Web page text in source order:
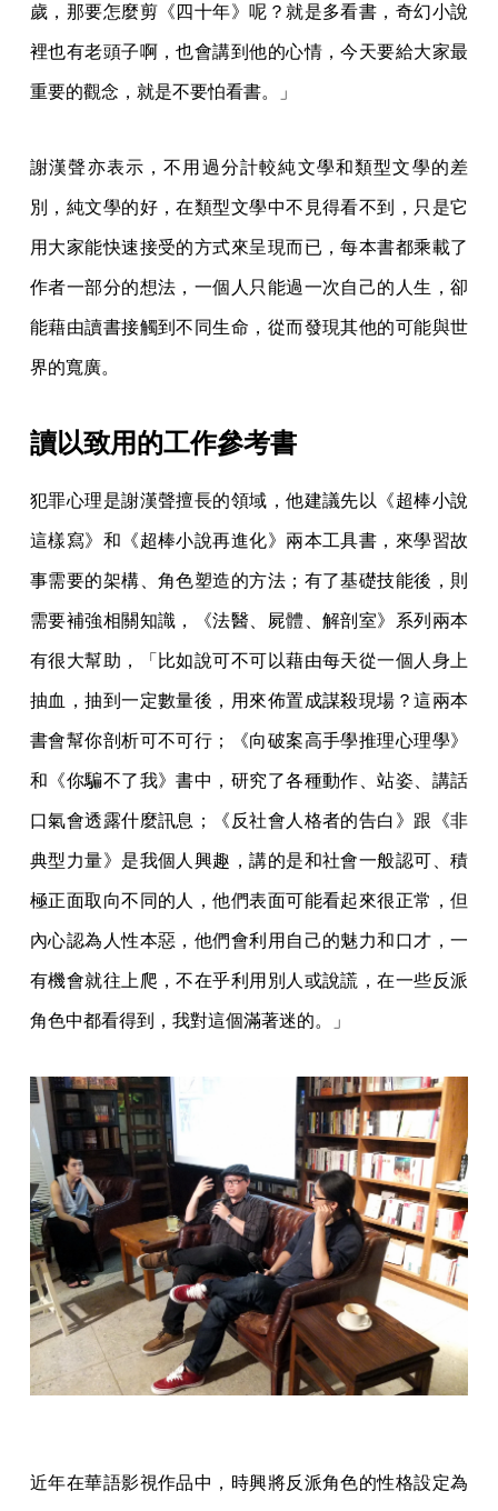
歲，那要怎麼剪《四十年》呢？就是多看書，奇幻小說
裡也有老頭子啊，也會講到他的心情，今天要給大家最
重要的觀念，就是不要怕看書。」
謝漢聲亦表示，不用過分計較純文學和類型文學的差
別，純文學的好，在類型文學中不見得看不到，只是它
用大家能快速接受的方式來呈現而已，每本書都乘載了
作者一部分的想法，一個人只能過一次自己的人生，卻
能藉由讀書接觸到不同生命，從而發現其他的可能與世
界的寬廣。
讀以致用的工作參考書
犯罪心理是謝漢聲擅長的領域，他建議先以《超棒小說
這樣寫》和《超棒小說再進化》兩本工具書，來學習故
事需要的架構、角色塑造的方法；有了基礎技能後，則
需要補強相關知識，《法醫、屍體、解剖室》系列兩本
有很大幫助，「比如說可不可以藉由每天從一個人身上
抽血，抽到一定數量後，用來佈置成謀殺現場？這兩本
書會幫你剖析可不可行；《向破案高手學推理心理學》
和《你騙不了我》書中，研究了各種動作、站姿、講話
口氣會透露什麼訊息；《反社會人格者的告白》跟《非
典型力量》是我個人興趣，講的是和社會一般認可、積
極正面取向不同的人，他們表面可能看起來很正常，但
內心認為人性本惡，他們會利用自己的魅力和口才，一
有機會就往上爬，不在乎利用別人或說謊，在一些反派
角色中都看得到，我對這個滿著迷的。」
近年在華語影視作品中，時興將反派角色的性格設定為